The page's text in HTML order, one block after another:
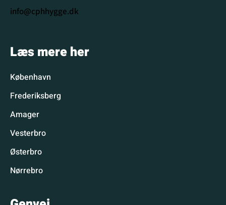
info@cphhygge.dk
Læs mere her
København
Frederiksberg
Amager
Vesterbro
Østerbro
Nørrebro